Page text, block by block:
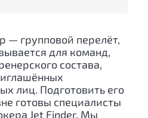
— групповой перелёт,
для команд,
состава,
лиц. Подготовить его
готовы специалисты
Jet Finder. Мы